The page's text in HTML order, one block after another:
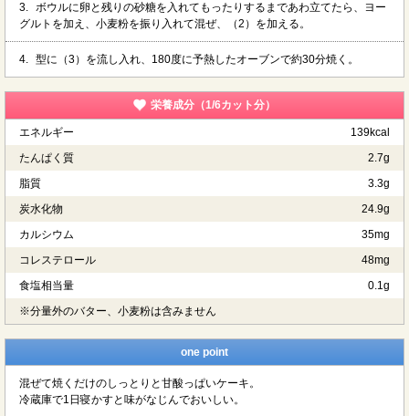
3. ボウルに卵と残りの砂糖を入れてもったりするまであわ立てたら、ヨー
グルトを加え、小麦粉を振り入れて混ぜ、（2）を加える。
4. 型に（3）を流し入れ、180度に予熱したオーブンで約30分焼く。
栄養成分（1/6カット分）
エネルギー
139kcal
たんぱく質
2.7g
脂質
3.3g
炭水化物
24.9g
カルシウム
35mg
コレステロール
48mg
食塩相当量
0.1g
※分量外のバター、小麦粉は含みません
one point
混ぜて焼くだけのしっとりと甘酸っぱいケーキ。
冷蔵庫で1日寝かすと味がなじんでおいしい。